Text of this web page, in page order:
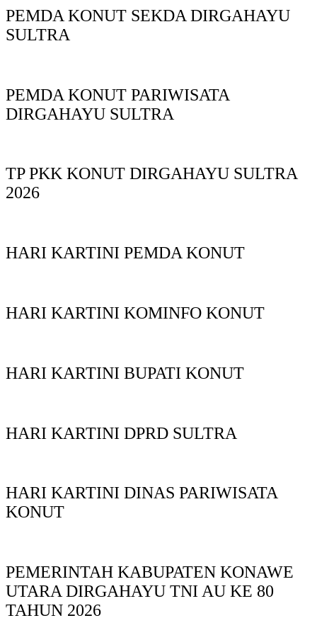
PEMDA KONUT SEKDA DIRGAHAYU
SULTRA
PEMDA KONUT PARIWISATA
DIRGAHAYU SULTRA
TP PKK KONUT DIRGAHAYU SULTRA
2026
HARI KARTINI PEMDA KONUT
HARI KARTINI KOMINFO KONUT
HARI KARTINI BUPATI KONUT
HARI KARTINI DPRD SULTRA
HARI KARTINI DINAS PARIWISATA
KONUT
PEMERINTAH KABUPATEN KONAWE
UTARA DIRGAHAYU TNI AU KE 80
TAHUN 2026